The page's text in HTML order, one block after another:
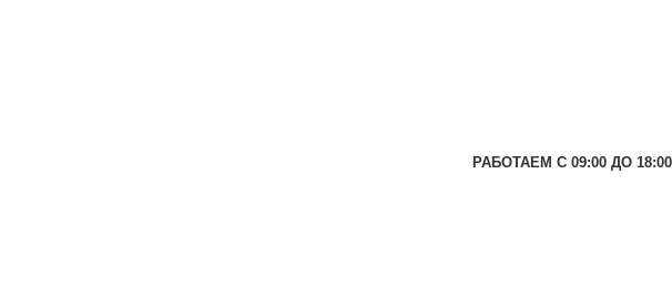
РАБОТАЕМ С 09:00 ДО 18:00